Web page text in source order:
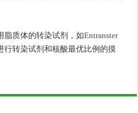
质体的转染试剂，如Entranster
行转染试剂和核酸最优比例的摸